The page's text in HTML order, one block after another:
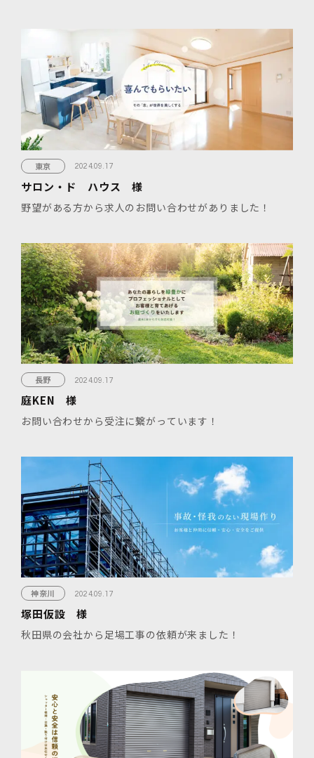
東京 2024.09.17
サロン・ド ハウス 様
野望がある方から求人のお問い合わせがありました！
長野 2024.09.17
庭KEN 様
お問い合わせから受注に繋がっています！
神奈川 2024.09.17
塚田仮設 様
秋田県の会社から足場工事の依頼が来ました！